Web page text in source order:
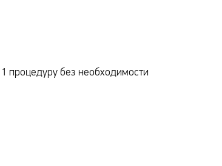
процедуру без необходимости